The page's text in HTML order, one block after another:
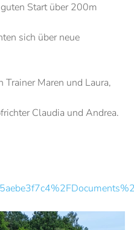
Start über 200m
sich über neue
Maren und Laura,
Claudia und Andrea.